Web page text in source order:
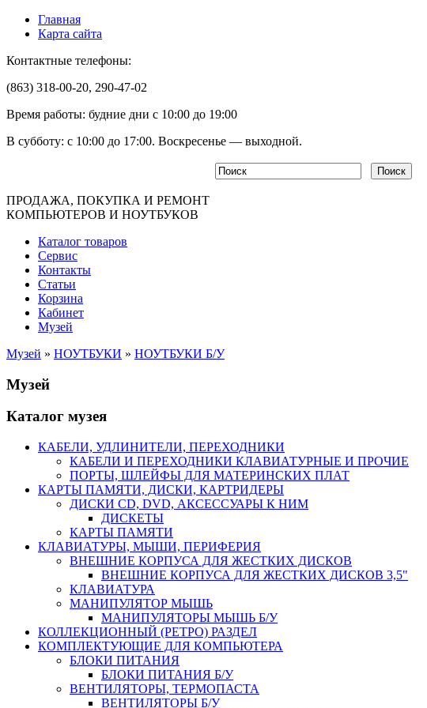
Главная
Карта сайта
Контактные телефоны:
(863) 318-00-20, 290-47-02
Время работы: будние дни с 10:00 до 19:00
В субботу: с 10:00 до 17:00. Воскресенье — выходной.
ПРОДАЖА, ПОКУПКА И РЕМОНТ
КОМПЬЮТЕРОВ И НОУТБУКОВ
Каталог товаров
Сервис
Контакты
Статьи
Корзина
Кабинет
Музей
Музей » НОУТБУКИ » НОУТБУКИ Б/У
Музей
Каталог музея
КАБЕЛИ, УДЛИНИТЕЛИ, ПЕРЕХОДНИКИ
КАБЕЛИ И ПЕРЕХОДНИКИ КЛАВИАТУРНЫЕ И ПРОЧИЕ
ПОРТЫ, ШЛЕЙФЫ ДЛЯ МАТЕРИНСКИХ ПЛАТ
КАРТЫ ПАМЯТИ, ДИСКИ, КАРТРИДЕРЫ
ДИСКИ CD, DVD, АКСЕССУАРЫ К НИМ
ДИСКЕТЫ
КАРТЫ ПАМЯТИ
КЛАВИАТУРЫ, МЫШИ, ПЕРИФЕРИЯ
ВНЕШНИЕ КОРПУСА ДЛЯ ЖЕСТКИХ ДИСКОВ
ВНЕШНИЕ КОРПУСА ДЛЯ ЖЕСТКИХ ДИСКОВ 3,5"
КЛАВИАТУРА
МАНИПУЛЯТОР МЫШЬ
МАНИПУЛЯТОРЫ МЫШЬ Б/У
КОЛЛЕКЦИОННЫЙ (РЕТРО) РАЗДЕЛ
КОМПЛЕКТУЮЩИЕ ДЛЯ КОМПЬЮТЕРА
БЛОКИ ПИТАНИЯ
БЛОКИ ПИТАНИЯ Б/У
ВЕНТИЛЯТОРЫ, ТЕРМОПАСТА
ВЕНТИЛЯТОРЫ Б/У